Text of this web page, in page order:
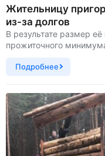
Жительницу
из-за долгов
В результате размер
прожиточного
Подробнее